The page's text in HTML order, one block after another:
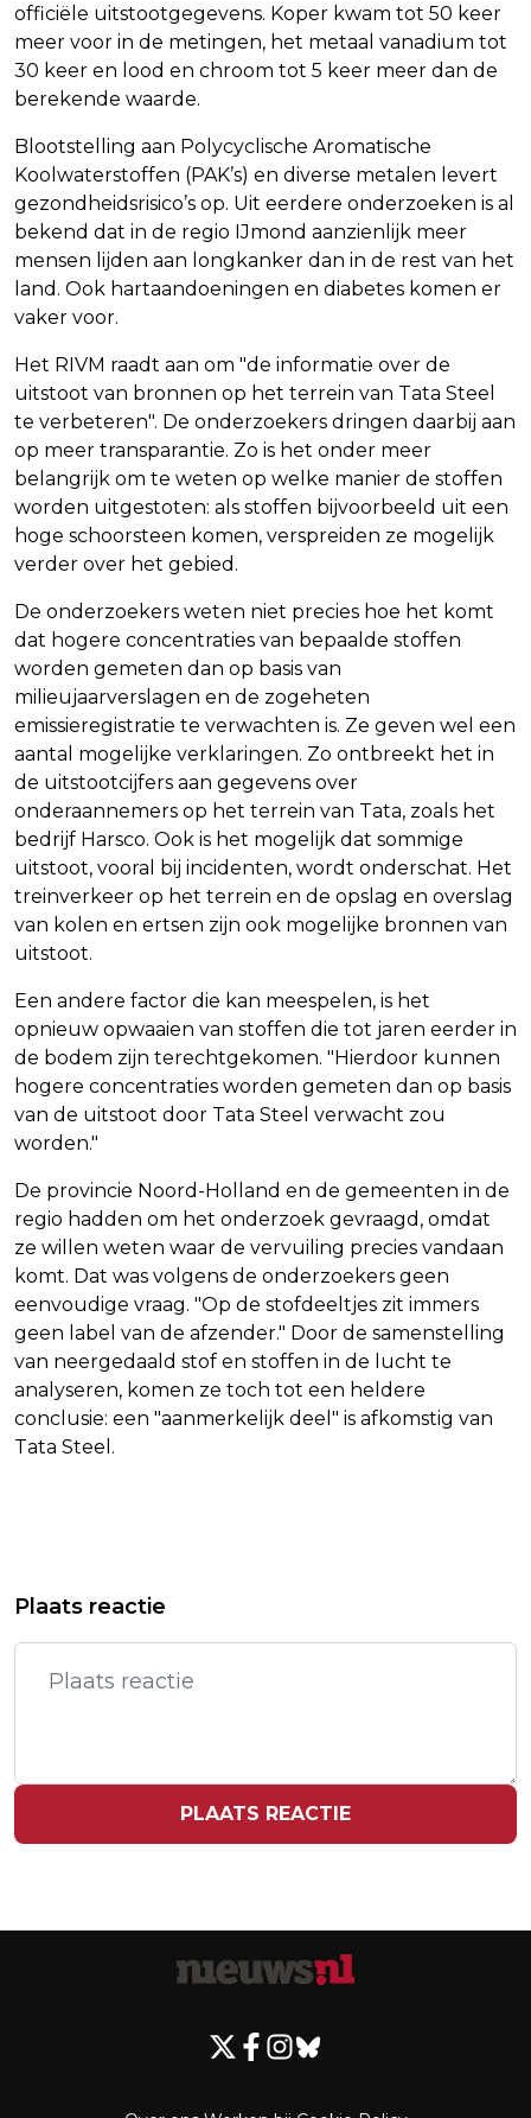
officiële uitstootgegevens. Koper kwam tot 50 keer
meer voor in de metingen, het metaal vanadium tot
30 keer en lood en chroom tot 5 keer meer dan de
berekende waarde.
Blootstelling aan Polycyclische Aromatische
Koolwaterstoffen (PAK’s) en diverse metalen levert
gezondheidsrisico’s op. Uit eerdere onderzoeken is al
bekend dat in de regio IJmond aanzienlijk meer
mensen lijden aan longkanker dan in de rest van het
land. Ook hartaandoeningen en diabetes komen er
vaker voor.
Het RIVM raadt aan om "de informatie over de
uitstoot van bronnen op het terrein van Tata Steel
te verbeteren". De onderzoekers dringen daarbij aan
op meer transparantie. Zo is het onder meer
belangrijk om te weten op welke manier de stoffen
worden uitgestoten: als stoffen bijvoorbeeld uit een
hoge schoorsteen komen, verspreiden ze mogelijk
verder over het gebied.
De onderzoekers weten niet precies hoe het komt
dat hogere concentraties van bepaalde stoffen
worden gemeten dan op basis van
milieujaarverslagen en de zogeheten
emissieregistratie te verwachten is. Ze geven wel een
aantal mogelijke verklaringen. Zo ontbreekt het in
de uitstootcijfers aan gegevens over
onderaannemers op het terrein van Tata, zoals het
bedrijf Harsco. Ook is het mogelijk dat sommige
uitstoot, vooral bij incidenten, wordt onderschat. Het
treinverkeer op het terrein en de opslag en overslag
van kolen en ertsen zijn ook mogelijke bronnen van
uitstoot.
Een andere factor die kan meespelen, is het
opnieuw opwaaien van stoffen die tot jaren eerder in
de bodem zijn terechtgekomen. "Hierdoor kunnen
hogere concentraties worden gemeten dan op basis
van de uitstoot door Tata Steel verwacht zou
worden."
De provincie Noord-Holland en de gemeenten in de
regio hadden om het onderzoek gevraagd, omdat
ze willen weten waar de vervuiling precies vandaan
komt. Dat was volgens de onderzoekers geen
eenvoudige vraag. "Op de stofdeeltjes zit immers
geen label van de afzender." Door de samenstelling
van neergedaald stof en stoffen in de lucht te
analyseren, komen ze toch tot een heldere
conclusie: een "aanmerkelijk deel" is afkomstig van
Tata Steel.
(74) OVERLEDEN
TOCH EXTRA VERGADERING
VEILIGHEIDSBERAAD OVER
'ACTUALITEIT'
Plaats reactie
PLAATS REACTIE